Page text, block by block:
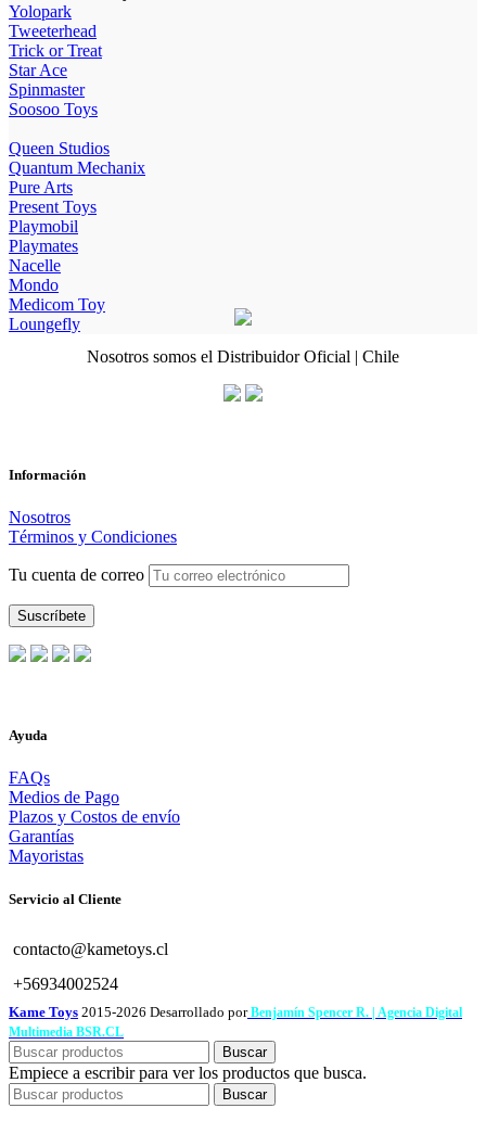
Yolopark
Tweeterhead
Trick or Treat
Star Ace
Spinmaster
Soosoo Toys
Queen Studios
Quantum Mechanix
Pure Arts
Present Toys
Playmobil
Playmates
Nacelle
Mondo
Medicom Toy
Loungefly
Nosotros somos el Distribuidor Oficial | Chile
Información
Nosotros
Términos y Condiciones
Tu cuenta de correo
Ayuda
FAQs
Medios de Pago
Plazos y Costos de envío
Garantías
Mayoristas
Servicio al Cliente
contacto@kametoys.cl
+56934002524
Kame Toys 2015-2026 Desarrollado porBenjamín Spencer R. | Agencia Digital
Multimedia BSR.CL
Buscar
Empiece a escribir para ver los productos que busca.
Buscar